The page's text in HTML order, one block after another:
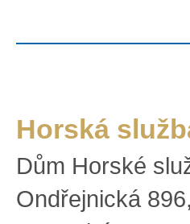
Horská
Dům Horské
Ondřejnická